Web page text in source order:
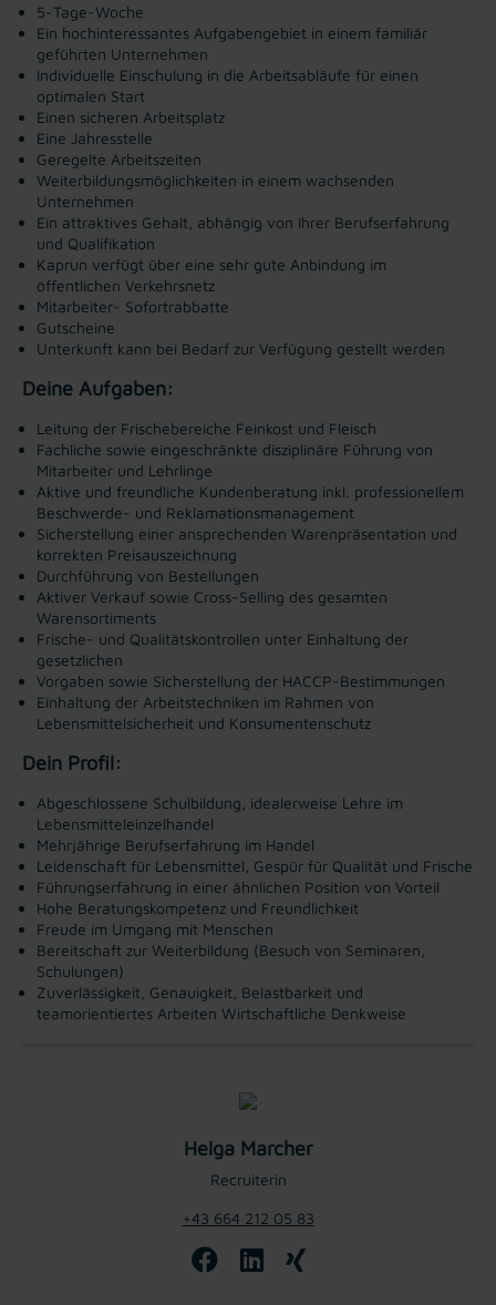
5-Tage-Woche
Ein hochinteressantes Aufgabengebiet in einem familiär
geführten Unternehmen
Individuelle Einschulung in die Arbeitsabläufe für einen
optimalen Start
Einen sicheren Arbeitsplatz
Eine Jahresstelle
Geregelte Arbeitszeiten
Weiterbildungsmöglichkeiten in einem wachsenden
Unternehmen
Ein attraktives Gehalt, abhängig von Ihrer Berufserfahrung
und Qualifikation
Kaprun verfügt über eine sehr gute Anbindung im
öffentlichen Verkehrsnetz
Mitarbeiter- Sofortrabbatte
Gutscheine
Unterkunft kann bei Bedarf zur Verfügung gestellt werden
Deine Aufgaben:
Leitung der Frischebereiche Feinkost und Fleisch
Fachliche sowie eingeschränkte disziplinäre Führung von
Mitarbeiter und Lehrlinge
Aktive und freundliche Kundenberatung inkl. professionellem
Beschwerde- und Reklamationsmanagement
Sicherstellung einer ansprechenden Warenpräsentation und
korrekten Preisauszeichnung
Durchführung von Bestellungen
Aktiver Verkauf sowie Cross-Selling des gesamten
Warensortiments
Frische- und Qualitätskontrollen unter Einhaltung der
gesetzlichen
Vorgaben sowie Sicherstellung der HACCP-Bestimmungen
Einhaltung der Arbeitstechniken im Rahmen von
Lebensmittelsicherheit und Konsumentenschutz
Dein Profil:
Abgeschlossene Schulbildung, idealerweise Lehre im
Lebensmitteleinzelhandel
Mehrjährige Berufserfahrung im Handel
Leidenschaft für Lebensmittel, Gespür für Qualität und Frische
Führungserfahrung in einer ähnlichen Position von Vorteil
Hohe Beratungskompetenz und Freundlichkeit
Freude im Umgang mit Menschen
Bereitschaft zur Weiterbildung (Besuch von Seminaren,
Schulungen)
Zuverlässigkeit, Genauigkeit, Belastbarkeit und
teamorientiertes Arbeiten Wirtschaftliche Denkweise
Helga Marcher
Recruiterin
+43 664 212 05 83